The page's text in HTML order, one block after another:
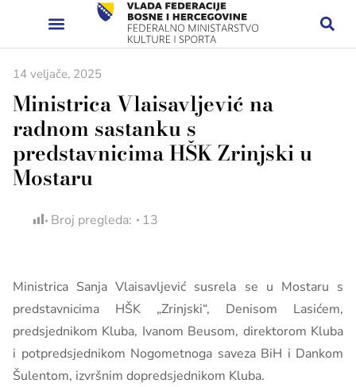
14 veljače, 2025
Ministrica Vlaisavljević na
radnom sastanku s
predstavnicima HŠK Zrinjski u
Mostaru
Broj pregleda: 13
Ministrica Sanja Vlaisavljević susrela se u Mostaru s
predstavnicima HŠK „Zrinjski“, Denisom Lasićem,
predsjednikom Kluba, Ivanom Beusom, direktorom Kluba
i potpredsjednikom Nogometnoga saveza BiH i Dankom
Šulentom, izvršnim dopredsjednikom Kluba.